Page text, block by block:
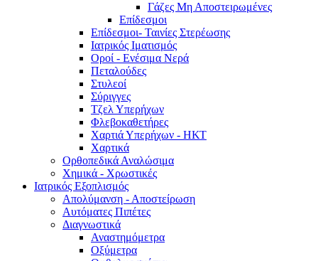
Γάζες Μη Αποστειρωμένες
Επίδεσμοι
Επίδεσμοι- Ταινίες Στερέωσης
Ιατρικός Ιματισμός
Οροί - Ενέσιμα Νερά
Πεταλούδες
Στυλεοί
Σύριγγες
Τζελ Υπερήχων
Φλεβοκαθετήρες
Χαρτιά Υπερήχων - ΗΚΤ
Χαρτικά
Ορθοπεδικά Αναλώσιμα
Χημικά - Χρωστικές
Ιατρικός Εξοπλισμός
Απολύμανση - Αποστείρωση
Αυτόματες Πιπέτες
Διαγνωστικά
Αναστημόμετρα
Οξύμετρα